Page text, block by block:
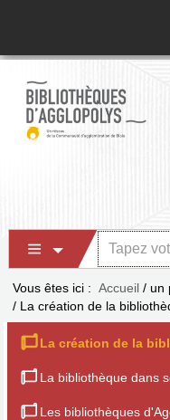
Vous êtes ici : Accueil / un
/ La création de la
La création de la
La bibliothèque dans
Les bibliothèques